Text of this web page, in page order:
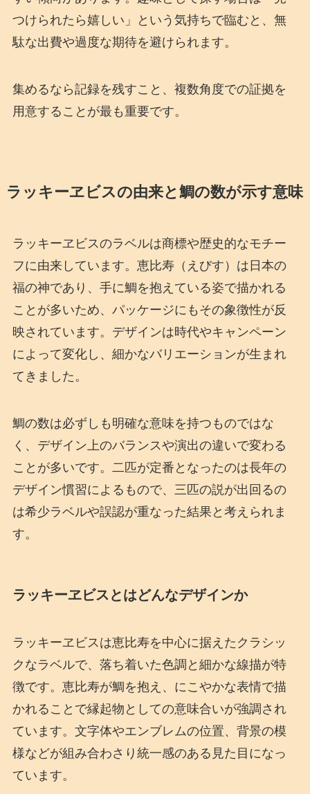
つけられたら嬉しい」という気持ちで臨むと、無
駄な出費や過度な期待を避けられます。
集めるなら記録を残すこと、複数角度での証拠を
用意することが最も重要です。
ラッキーヱビスの由来と鯛の数が示す意味
ラッキーヱビスのラベルは商標や歴史的なモチー
フに由来しています。恵比寿（えびす）は日本の
福の神であり、手に鯛を抱えている姿で描かれる
ことが多いため、パッケージにもその象徴性が反
映されています。デザインは時代やキャンペーン
によって変化し、細かなバリエーションが生まれ
てきました。
鯛の数は必ずしも明確な意味を持つものではな
く、デザイン上のバランスや演出の違いで変わる
ことが多いです。二匹が定番となったのは長年の
デザイン慣習によるもので、三匹の説が出回るの
は希少ラベルや誤認が重なった結果と考えられま
す。
ラッキーヱビスとはどんなデザインか
ラッキーヱビスは恵比寿を中心に据えたクラシッ
クなラベルで、落ち着いた色調と細かな線描が特
徴です。恵比寿が鯛を抱え、にこやかな表情で描
かれることで縁起物としての意味合いが強調され
ています。文字体やエンブレムの位置、背景の模
様などが組み合わさり統一感のある見た目になっ
ています。